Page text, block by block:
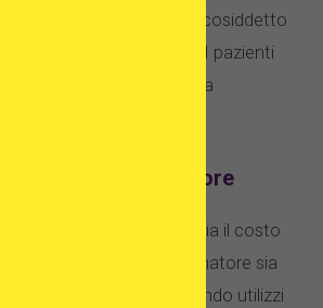
è il motivo per cui il cosiddetto
diventa così popolare. I pazienti
decidono di partecipare a
e sperma di donatore
naturalmente raddoppia il costo
lo sperma del donatore sia
degli ovuli donati, quando utilizzi